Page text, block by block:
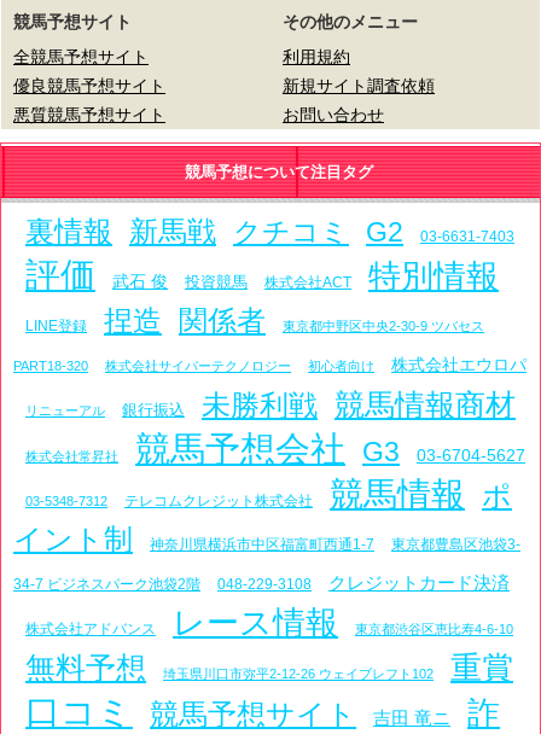
競馬予想サイト
全競馬予想サイト
優良競馬予想サイト
悪質競馬予想サイト
その他のメニュー
利用規約
新規サイト調査依頼
お問い合わせ
競馬予想について注目タグ
裏情報 新馬戦 クチコミ G2 03-6631-7403
評価 武石 俊 投資競馬 株式会社ACT 特別情報
LINE登録 捏造 関係者 東京都中野区中央2-30-9 ツバセス
PART18-320 株式会社サイバーテクノロジー 初心者向け 株式会社エウロパ
リニューアル 銀行振込 未勝利戦 競馬情報商材
株式会社常昇社 競馬予想会社 G3 03-6704-5627
03-5348-7312 テレコムクレジット株式会社 競馬情報
ポ
イント制
神奈川県横浜市中区福富町西通1-7 東京都豊島区池袋3-
34-7 ビジネスパーク池袋2階 048-229-3108 クレジットカード決済
株式会社アドバンス レース情報 東京都渋谷区恵比寿4-6-10
無料予想 埼玉県川口市弥平2-12-26 ウェイブレフト102 重賞
口コミ 競馬予想サイト 吉田 竜ニ 詐